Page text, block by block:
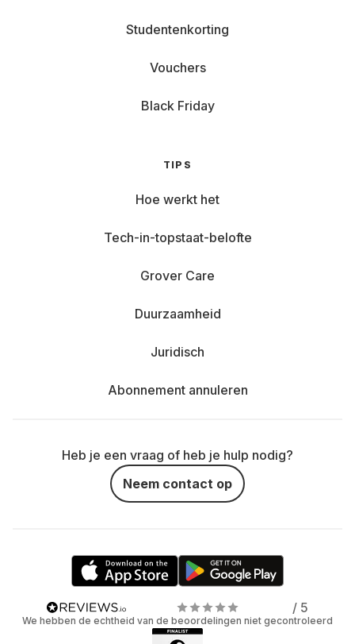
Studentenkorting
Vouchers
Black Friday
TIPS
Hoe werkt het
Tech-in-topstaat-belofte
Grover Care
Duurzaamheid
Juridisch
Abonnement annuleren
Heb je een vraag of heb je hulp nodig?
Neem contact op
/ 5
We hebben de echtheid van de beoordelingen niet gecontroleerd